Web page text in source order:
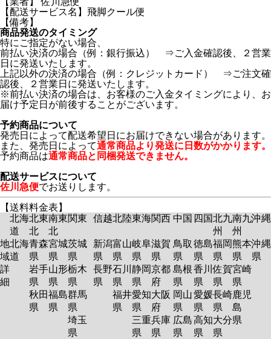
【配送サービス名】飛脚クール便
【備考】
商品発送のタイミング
特にご指定がない場合、
前払い決済の場合（例：銀行振込） ⇒ご入金確認後、２営業
日に発送いたします。
上記以外の決済の場合（例：クレジットカード） ⇒ご注文確
認後、２営業日に発送いたします。
※前払い決済の場合は、お客様のご入金タイミングにより、お
届け予定日が前後することがございます。
予約商品について
発売日によって配送希望日にお届けできない場合があります。
また、発売日によって通常商品より発送に日数がかかります。
予約商品は通常商品と同梱発送できません。
配送サービスについて
佐川急便でお送りします。
【送料料金表】
北海
道
北東
北
南東
北
関東 信越北陸東海関西 中国 四国北九
州
南九
州
沖縄
地
域
詳
細
北海
道
青森
県
岩手
県
秋田
県
宮城
県
山形
県
福島
県
茨城
県
栃木
県
群馬
県
埼玉
県
新潟
県
長野
県
富山
県
石川
県
福井
県
岐阜
県
静岡
県
愛知
県
三重
県
滋賀
県
京都
府
大阪
府
兵庫
県
鳥取
県
島根
県
岡山
県
広島
県
徳島
県
香川
県
愛媛
県
高知
県
福岡
県
佐賀
県
長崎
県
大分
県
熊本
県
宮崎
県
鹿児
島
県
沖縄
県